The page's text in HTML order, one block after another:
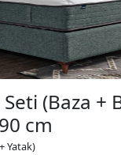
(Baza +
cm
Yatak)